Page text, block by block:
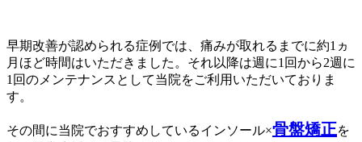
早期改善が認められる症例では、痛みが取れるまでに約1ヵ
月ほど時間はいただきました。それ以降は週に1回から2週に
1回のメンテナンスとして当院をご利用いただいておりま
す。
その間に当院でおすすめしているインソール×骨盤矯正を